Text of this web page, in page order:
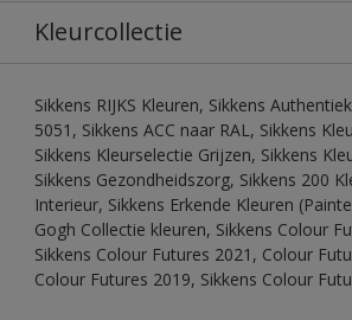
Kleurcollectie
Sikkens RIJKS Kleuren, Sikkens
5051, Sikkens ACC naar RAL, Sikkens
Sikkens Kleurselectie Grijzen, Sikkens
Sikkens Gezondheidszorg, Sikkens 200
Interieur, Sikkens Erkende Kleuren
Gogh Collectie kleuren, Sikkens Colour
Sikkens Colour Futures 2021, Colour
Colour Futures 2019, Sikkens Colour